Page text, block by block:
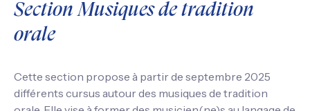
Section Musiques de tradition
orale
Cette section propose à partir de septembre 2025
différents cursus autour des musiques de tradition